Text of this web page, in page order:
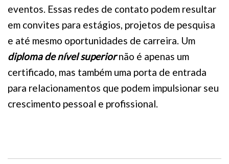
eventos. Essas redes de contato podem resultar
em convites para estágios, projetos de pesquisa
e até mesmo oportunidades de carreira. Um
diploma de nível superiornão é apenas um
certificado, mas também uma porta de entrada
para relacionamentos que podem impulsionar seu
crescimento pessoal e profissional.